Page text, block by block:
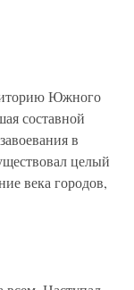
Южного
составной
в
целый
века городов,